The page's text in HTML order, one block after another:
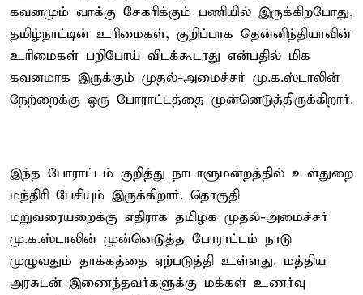
கவனமும் வாக்கு சேகரிக்கும் பணியில் இருக்கிறபோது,
தமிழ்நாட்டின் உரிமைகள், குறிப்பாக தென்னிந்தியாவின்
உரிமைகள் பறிபோய் விடக்கூடாது என்பதில் மிக
கவனமாக இருக்கும் முதல்-அமைச்சர் மு.க.ஸ்டாலின்
நேற்றைக்கு ஒரு போராட்டத்தை முன்னெடுத்திருக்கிறார்.
இந்த போராட்டம் குறித்து நாடாளுமன்றத்தில் உள்துறை
மந்திரி பேசியும் இருக்கிறார். தொகுதி
மறுவரையறைக்கு எதிராக தமிழக முதல்-அமைச்சர்
மு.க.ஸ்டாலின் முன்னெடுத்த போராட்டம் நாடு
முழுவதும் தாக்கத்தை ஏற்படுத்தி உள்ளது. மத்திய
அரசுடன் இணைந்தவர்களுக்கு மக்கள் உணர்வு